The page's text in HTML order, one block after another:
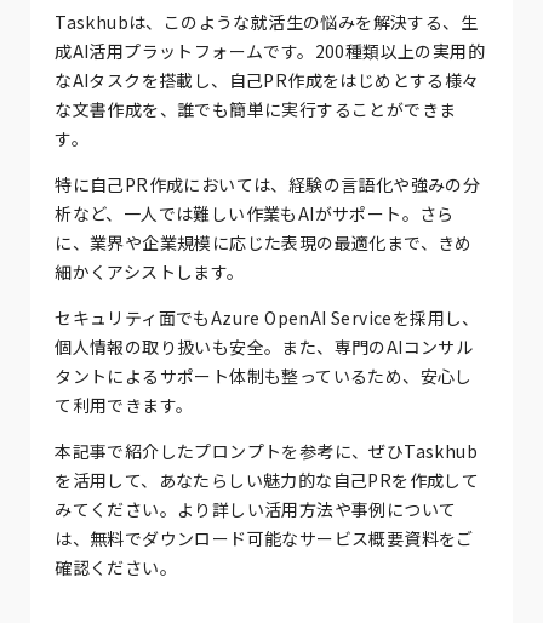
Taskhubは、このような就活生の悩みを解決する、生
成AI活用プラットフォームです。200種類以上の実用的
なAIタスクを搭載し、自己PR作成をはじめとする様々
な文書作成を、誰でも簡単に実行することができま
す。
特に自己PR作成においては、経験の言語化や強みの分
析など、一人では難しい作業もAIがサポート。さら
に、業界や企業規模に応じた表現の最適化まで、きめ
細かくアシストします。
セキュリティ面でもAzure OpenAI Serviceを採用し、
個人情報の取り扱いも安全。また、専門のAIコンサル
タントによるサポート体制も整っているため、安心し
て利用できます。
本記事で紹介したプロンプトを参考に、ぜひTaskhub
を活用して、あなたらしい魅力的な自己PRを作成して
みてください。より詳しい活用方法や事例について
は、無料でダウンロード可能なサービス概要資料をご
確認ください。